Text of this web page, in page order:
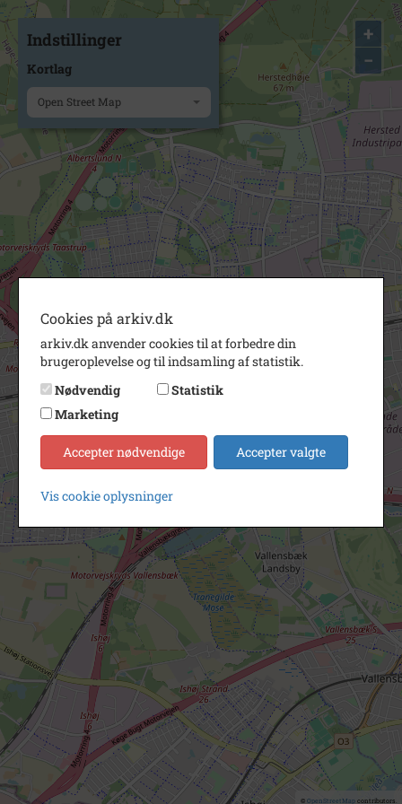
+
−
© OpenStreetMapcontributors.
Indstillinger
Kortlag
Open Street Map
Cookies på arkiv.dk
arkiv.dk anvender cookies til at forbedre din
brugeroplevelse og til indsamling af statistik.
Nødvendig
Statistik
Marketing
Accepter nødvendige Accepter valgte
Vis cookie oplysninger